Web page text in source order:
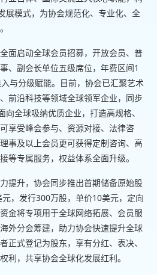
模式，为协会规范化、专业化、全
面启动全球会员招募，开放会员、普
、副会长单位五级席位，年费区间1
与分级赋能。目前，协会已汇聚艺术
前沿科技等领域全球领军企业，同步
向全球吸纳优质企业，打造高规格、
享受峰会参与、资源对接、法律咨
事及以上会员更可获得定制咨询、高
等专属服务，权益体系全面升级。
提升，协会同步推出首期储备原始股
，发行300万股，单价10美元，定向
金将专项用于全球网络拓展、会员服
外分会筹建，助力协会快速提升全球
正式登记为股东，享有分红、表决、
利，共享协会全球化发展红利。